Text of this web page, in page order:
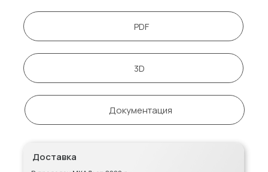
Доставка
PDF
3D
Документация